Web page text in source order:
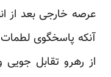
عرصه خارجی بعد از
آنکه پاسخگوی
از رهرو تقابل